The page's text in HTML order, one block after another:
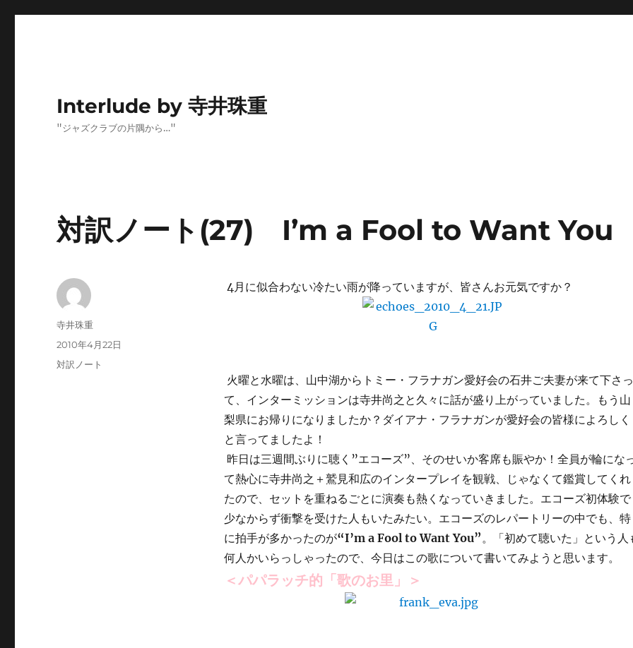
Interlude by 寺井珠重
"ジャズクラブの片隅から…"
対訳ノート(27) I’m a Fool to Want You
4月に似合わない冷たい雨が降っていますが、皆さんお元気ですか？
火曜と水曜は、山中湖からトミー・フラナガン愛好会の石井ご夫妻が来て下さっ
て、インターミッションは寺井尚之と久々に話が盛り上がっていました。もう山
梨県にお帰りになりましたか？ダイアナ・フラナガンが愛好会の皆様によろしく
と言ってましたよ！
昨日は三週間ぶりに聴く”エコーズ”、そのせいか客席も賑やか！全員が輪にな
て熱心に寺井尚之＋鷲見和広のインタープレイを観戦、じゃなくて鑑賞してくれ
たので、セットを重ねるごとに演奏も熱くなっていきました。エコーズ初体験で
少なからず衝撃を受けた人もいたみたい。エコーズのレパートリーの中でも、特
に拍手が多かったのが“I’m a Fool to Want You”。「初めて聴いた」という人
何人かいらっしゃったので、今日はこの歌について書いてみようと思います。
＜パパラッチ的「歌のお里」＞
投
寺井珠重
投
稿
2010年4月22日
カ
対訳ノート